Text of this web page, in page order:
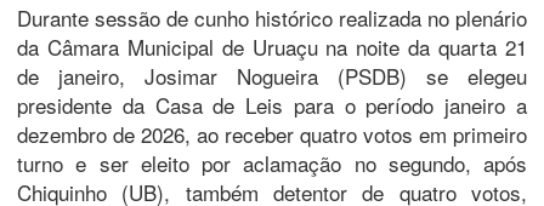
Durante sessão de cunho histórico realizada no plenário
da Câmara Municipal de Uruaçu na noite da quarta 21
de janeiro, Josimar Nogueira (PSDB) se elegeu
presidente da Casa de Leis para o período janeiro a
dezembro de 2026, ao receber quatro votos em primeiro
turno e ser eleito por aclamação no segundo, após
Chiquinho (UB), também detentor de quatro votos,